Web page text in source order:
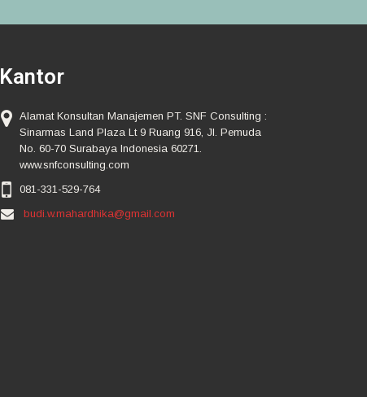
Kantor
Alamat Konsultan Manajemen PT. SNF Consulting :
Sinarmas Land Plaza Lt 9 Ruang 916, Jl. Pemuda
No. 60-70 Surabaya Indonesia 60271.
www.snfconsulting.com
081-331-529-764
budi.w.mahardhika@gmail.com